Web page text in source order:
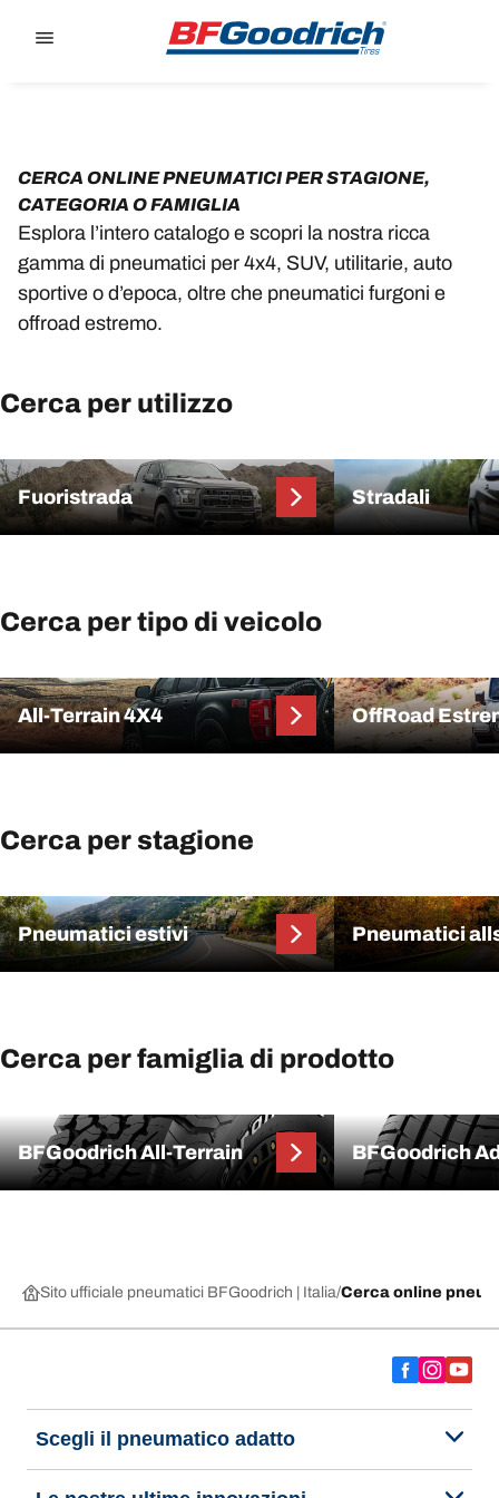
CERCA ONLINE PNEUMATICI PER STAGIONE,
CATEGORIA O FAMIGLIA
Esplora l’intero catalogo e scopri la nostra ricca
gamma di pneumatici per 4x4, SUV, utilitarie, auto
sportive o d’epoca, oltre che pneumatici furgoni e
offroad estremo.
Cerca per utilizzo
Fuoristrada Stradali
Cerca per tipo di veicolo
All-Terrain 4X4 OffRoad
Cerca per stagione
Pneumatici estivi Pneumatici
Cerca per famiglia di prodotto
BFGoodrich All-Terrain BFGoodrich
Sito ufficiale pneumatici BFGoodrich | Italia Cerca online
Scegli il pneumatico adatto